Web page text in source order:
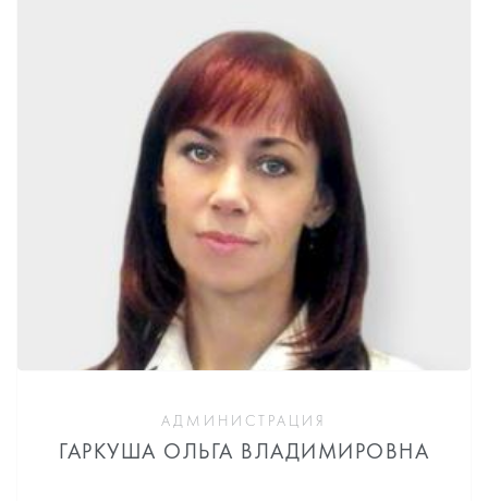
АДМИНИСТРАЦИЯ
ГАРКУША ОЛЬГА ВЛАДИМИРОВНА